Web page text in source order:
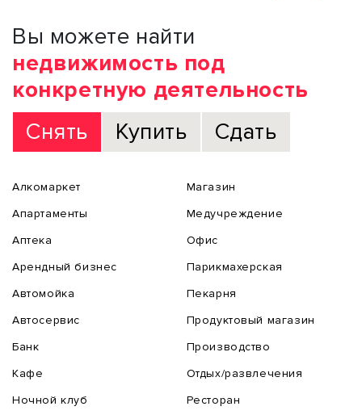
Вы можете найти
недвижимость под
конкретную деятельность
Снять
Купить Сдать
Алкомаркет
Апартаменты
Аптека
Арендный бизнес
Автомойка
Автосервис
Банк
Кафе
Ночной клуб
Магазин
Медучреждение
Офис
Парикмахерская
Пекарня
Продуктовый магазин
Производство
Отдых/развлечения
Ресторан